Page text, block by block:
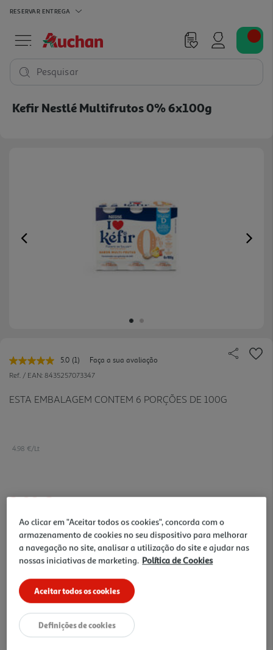
RESERVAR ENTREGA
Pesquisar
Kefir Nestlé Multifrutos 0% 6x100g
Previous
5.0 Leu
uma
Link
para
(1)
Faça a sua avaliação
Ref. / EAN: 8435257073347
ESTA EMBALAGEM CONTEM 6 PORÇÕES DE 100G
4.98 €/Lt
2,99 €
Notas de preparação
Ao clicar em "Aceitar todos os cookies", concorda com o
armazenamento de cookies no seu dispositivo para melhorar
a navegação no site, analisar a utilização do site e ajudar nas
nossas iniciativas de marketing. Política de Cookies
Aceitar todos os cookies
Definições de cookies